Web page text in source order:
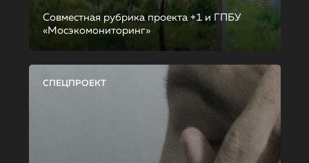
Совместная рубрика проекта +1 и ГПБУ
«Мосэкомониторинг»
СПЕЦПРОЕКТ